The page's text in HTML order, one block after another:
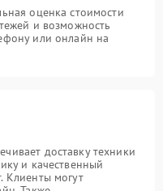
оценка стоимости
и возможность
или онлайн на
доставку техники
и качественный
Клиенты могут